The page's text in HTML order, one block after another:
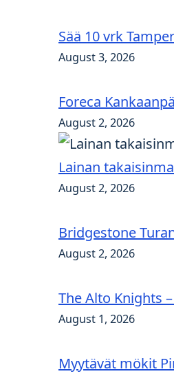
Sää 10 vrk
August 3, 2026
Foreca
August 2, 2026
Lainan
August 2, 2026
Bridgestone
August 2, 2026
The Alto Knights
August 1, 2026
Myytävät mökit